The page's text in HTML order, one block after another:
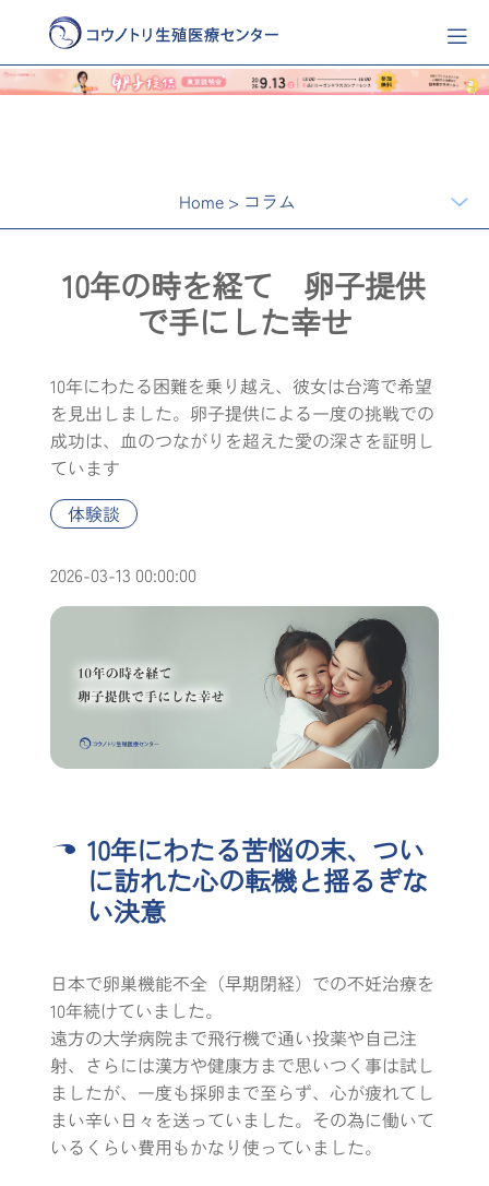
Home> コラム
10年の時を経て 卵子提供
で手にした幸せ
10年にわたる困難を乗り越え、彼女は台湾で希望
を見出しました。卵子提供による一度の挑戦での
成功は、血のつながりを超えた愛の深さを証明し
ています
体験談
2026-03-13 00:00:00
10年にわたる苦悩の末、つい
に訪れた心の転機と揺るぎな
い決意
日本で卵巣機能不全（早期閉経）での不妊治療を
10年続けていました。
遠方の大学病院まで飛行機で通い投薬や自己注
射、さらには漢方や健康方まで思いつく事は試し
ましたが、一度も採卵まで至らず、心が疲れてし
まい辛い日々を送っていました。その為に働いて
いるくらい費用もかなり使っていました。